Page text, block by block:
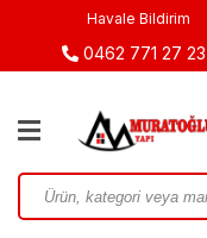
Havale Bildirim
0462 771 27 23